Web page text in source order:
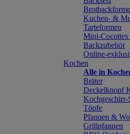
Kuchen- &
Tarteformen
Mini-Cocottes
Backzubehör
Online-
Kochen
Alle in
Bräter
Deckelknopf
Kochgeschirr-
Töpfe
Pfannen &
Grillpfannen